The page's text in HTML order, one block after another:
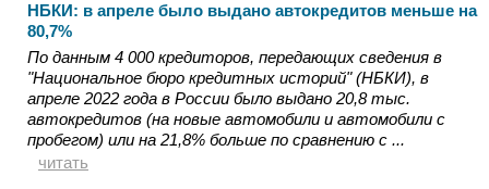
НБКИ: в апреле было выдано автокредитов меньше на
80,7%
По данным 4 000 кредиторов, передающих сведения в
"Национальное бюро кредитных историй" (НБКИ), в
апреле 2022 года в России было выдано 20,8 тыс.
автокредитов (на новые автомобили и автомобили с
пробегом) или на 21,8% больше по сравнению с ...
читать